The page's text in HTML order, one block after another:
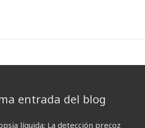
entrada del blog
líquida: La detección precoz